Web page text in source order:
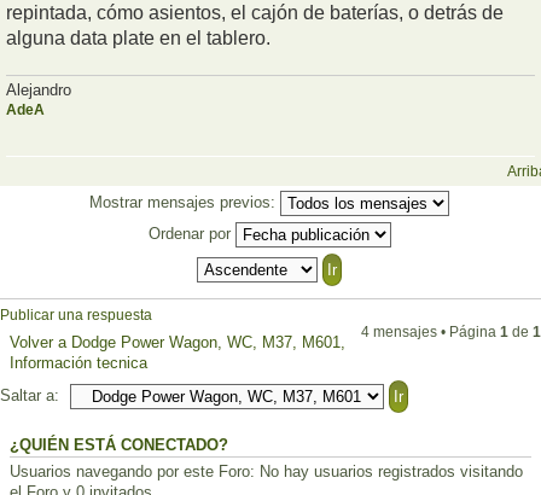
repintada, cómo asientos, el cajón de baterías, o detrás de
alguna data plate en el tablero.
Alejandro
AdeA
Mostrar mensajes previos:
Ordenar por
Publicar una respuesta
4 mensajes • Página 1 de 1
Volver a Dodge Power Wagon, WC, M37, M601,
Información tecnica
Saltar a:
¿QUIÉN ESTÁ CONECTADO?
Usuarios navegando por este Foro: No hay usuarios registrados visitando